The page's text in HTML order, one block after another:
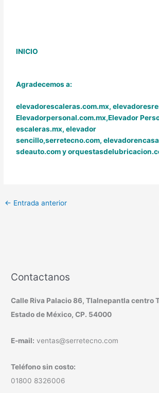
INICIO
Agradecemos a:
elevadorescaleras.com.mx,
Elevadorpersonal.com.mx,Elevador
escaleras.mx,elevador
sencillo,serretecno.com,
sdeauto.comy
← Entrada anterior
Contactanos
Calle Riva Palacio 86, Tlalnepantla centro
Estado de México, CP. 54000
E-mail: ventas@serretecno.com
Teléfono sin costo:
01800 8326006